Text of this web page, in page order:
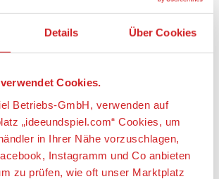
Details Über Cookies
Cookies.
Betriebs-GmbH, verwenden auf
„ideeundspiel.com“ Cookies, um
in Ihrer Nähe vorzuschlagen,
Instagramm und Co anbieten
zu prüfen, wie oft unser Marktplatz
– 70628 Spinjitzu-Meister Lloyd,
Meister Kai, 70634 Spinjitzu-
Meister Cole – kombinieren, damit
ist für Kinder im
14 Jahren geeignet.
Spinner ist ohne Zugriemen 14 cm
und 3 cm tief.
ist 4 cm hoch, 4 cm breit